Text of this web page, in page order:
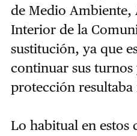
de Medio Ambiente,
Interior de la
sustitución, ya que
continuar sus turnos
protección
Lo habitual en estos